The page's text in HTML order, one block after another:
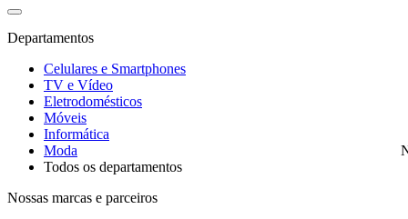
Departamentos
Celulares e Smartphones
TV e Vídeo
Eletrodomésticos
Móveis
Informática
Moda
Todos os departamentos
Nossas marcas e parceiros